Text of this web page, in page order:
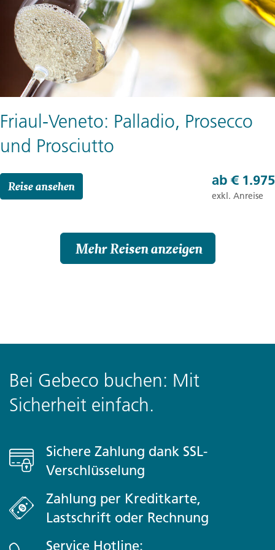
Friaul-Veneto: Palladio, Prosecco
und Prosciutto
Reise ansehen ab € 1.975
exkl. Anreise
Mehr Reisen anzeigen
Bei Gebeco buchen: Mit
Sicherheit einfach.
Sichere Zahlung dank SSL-
Verschlüsselung
Zahlung per Kreditkarte,
Lastschrift oder Rechnung
Service Hotline: